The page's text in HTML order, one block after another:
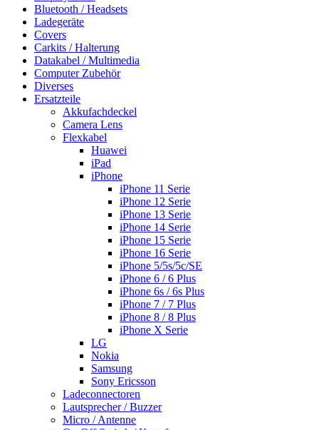
Bluetooth / Headsets
Ladegeräte
Covers
Carkits / Halterung
Datakabel / Multimedia
Computer Zubehör
Diverses
Ersatzteile
Akkufachdeckel
Camera Lens
Flexkabel
Huawei
iPad
iPhone
iPhone 11 Serie
iPhone 12 Serie
iPhone 13 Serie
iPhone 14 Serie
iPhone 15 Serie
iPhone 16 Serie
iPhone 5/5s/5c/SE
iPhone 6 / 6 Plus
iPhone 6s / 6s Plus
iPhone 7 / 7 Plus
iPhone 8 / 8 Plus
iPhone X Serie
LG
Nokia
Samsung
Sony Ericsson
Ladeconnectoren
Lautsprecher / Buzzer
Micro / Antenne